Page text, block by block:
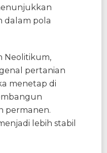
dalam pola
Neolitikum,
pertanian
menetap di
permanen.
lebih stabil